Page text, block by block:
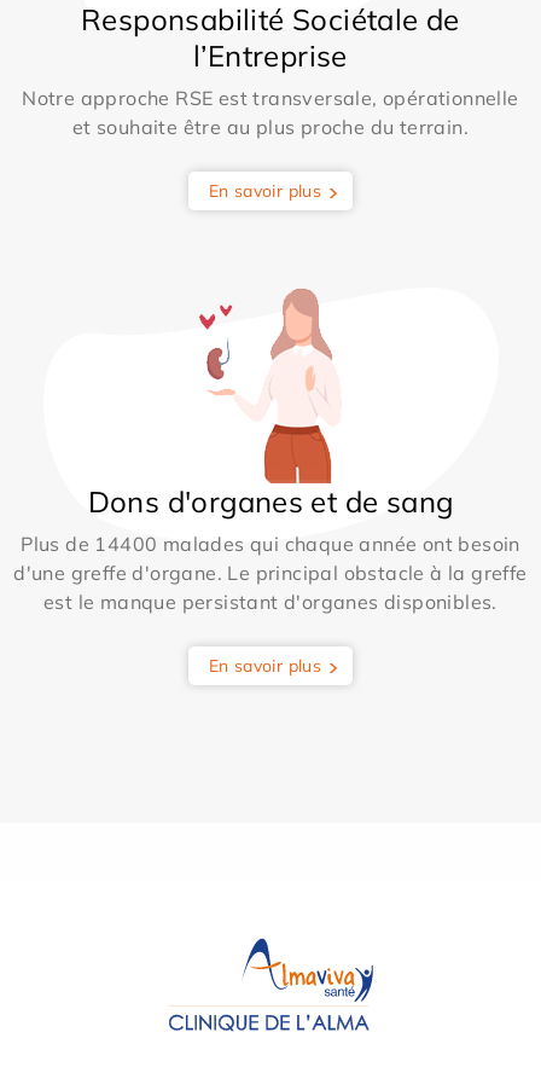
Responsabilité Sociétale de
l’Entreprise
Notre approche RSE est transversale, opérationnelle
et souhaite être au plus proche du terrain.
En savoir plus
Dons d'organes et de sang
Plus de 14400 malades qui chaque année ont besoin
d'une greffe d'organe. Le principal obstacle à la greffe
est le manque persistant d'organes disponibles.
En savoir plus